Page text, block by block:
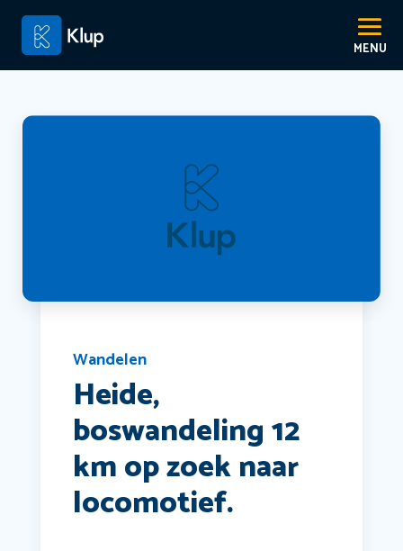
Wandelen
Heide,
boswandeling 12
km op zoek naar
locomotief.